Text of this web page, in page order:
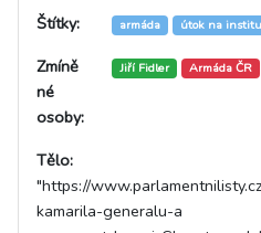
Štítky:
armáda útok na
Zmíně
né
osoby:
Jiří Fidler Armáda ČR
Tělo:
"https://
kamarila-generalu-a